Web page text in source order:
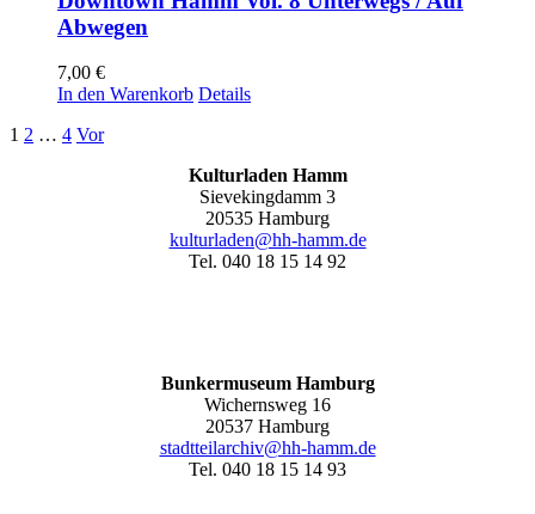
Abwegen
7,00 €
In den Warenkorb Details
1 2 … 4 Vor
Kulturladen Hamm
Sievekingdamm 3
20535 Hamburg
kulturladen@hh-hamm.de
Tel. 040 18 15 14 92
Bunkermuseum Hamburg
Wichernsweg 16
20537 Hamburg
stadtteilarchiv@hh-hamm.de
Tel. 040 18 15 14 93